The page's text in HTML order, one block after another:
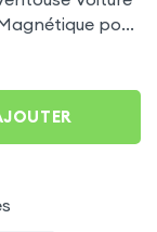
pour
Plus